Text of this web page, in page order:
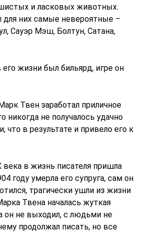
и ласковых животных.
для них самые невероятные –
Сауэр Мэш, Болтун, Сатана,
жизни был бильярд, игре он
Твен заработал приличное
никогда не получалось удачно
что в результате и привело его к
века в жизнь писателя пришла
году умерла его супруга, сам он
трагически ушли из жизни
Твена началась жуткая
он не выходил, с людьми не
продолжал писать, но все